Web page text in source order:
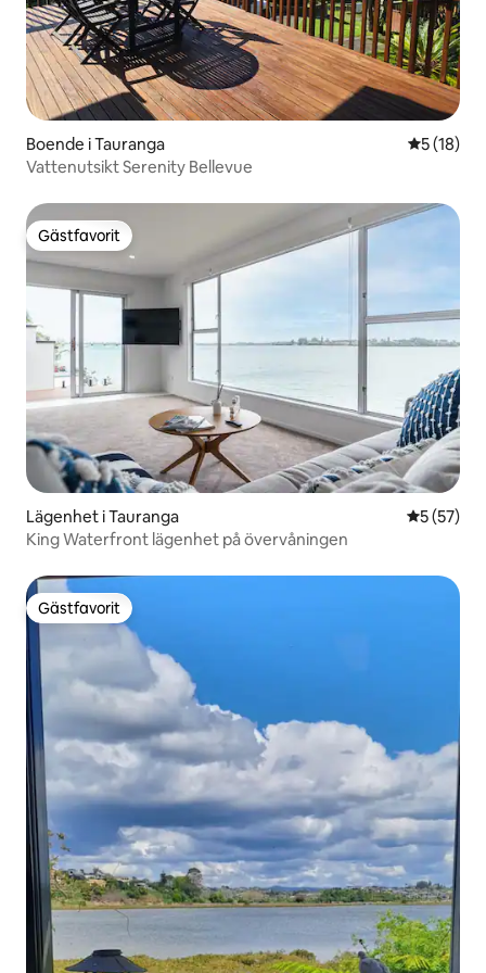
Boende i Tauranga 5 av 5 i
5 (18)
Vattenutsikt Serenity Bellevue
Gästfavorit
Gästfavorit
Lägenhet i Tauranga 5 av 5 i
5 (57)
King Waterfront lägenhet på övervåningen
Gästfavorit
Gästfavorit